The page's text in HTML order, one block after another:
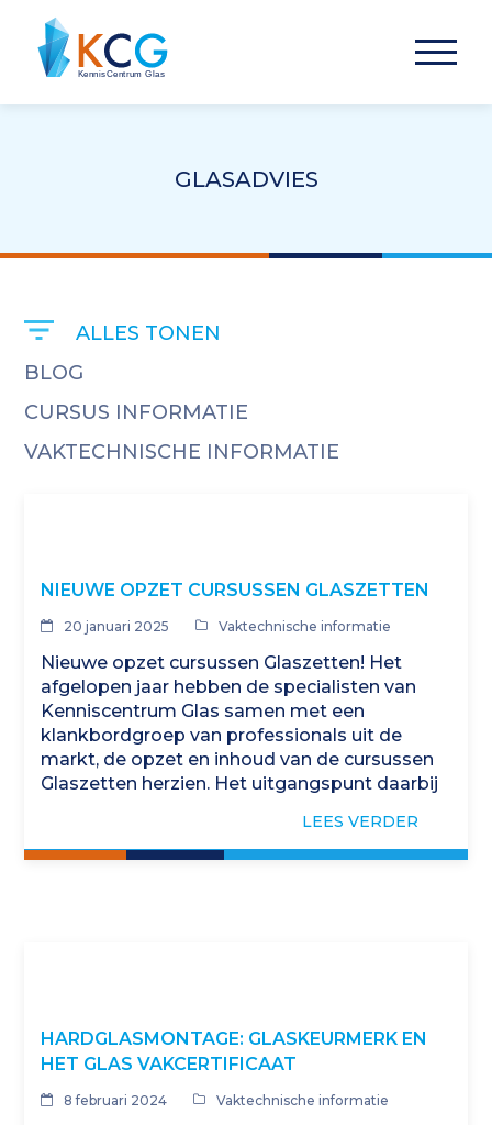
GLASADVIES
ALLES TONEN
BLOG
CURSUS INFORMATIE
VAKTECHNISCHE INFORMATIE
NIEUWE OPZET CURSUSSEN GLASZETTEN
20 januari 2025 Vaktechnische informatie
Nieuwe opzet cursussen Glaszetten! Het
afgelopen jaar hebben de specialisten van
Kenniscentrum Glas samen met een
klankbordgroep van professionals uit de
markt, de opzet en inhoud van de cursussen
Glaszetten herzien. Het uitgangspunt daarbij
LEES VERDER
HARDGLASMONTAGE: GLASKEURMERK EN
HET GLAS VAKCERTIFICAAT
8 februari 2024 Vaktechnische informatie